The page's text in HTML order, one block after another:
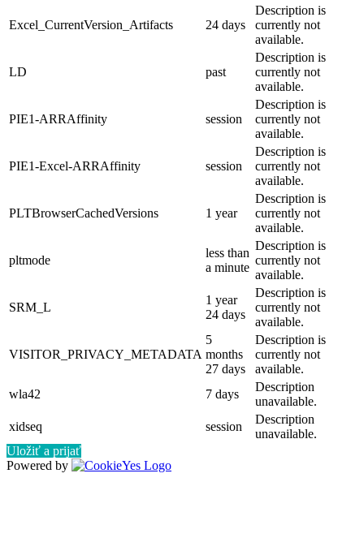
Excel_CurrentVersion_Artifacts 24 days
Description is
currently not
available.
LD past
Description is
currently not
available.
PIE1-ARRAffinity session
Description is
currently not
available.
PIE1-Excel-ARRAffinity session
Description is
currently not
available.
PLTBrowserCachedVersions 1 year
Description is
currently not
available.
pltmode
less than
a minute
Description is
currently not
available.
SRM_L
1 year
24 days
Description is
currently not
available.
VISITOR_PRIVACY_METADATA
5
months
27 days
Description is
currently not
available.
wla42
7 days
Description
unavailable.
xidseq
session
Description
unavailable.
Uložiť a prijať
Powered by